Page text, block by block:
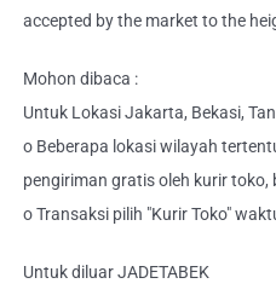
accepted by the market to the
Mohon dibaca :
Untuk Lokasi Jakarta, Bekasi,
o Beberapa lokasi wilayah
pengiriman gratis oleh kurir
o Transaksi pilih "Kurir Toko"
Untuk diluar JADETABEK